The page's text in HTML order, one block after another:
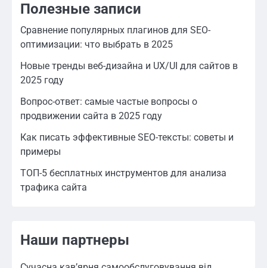
Полезные записи
Сравнение популярных плагинов для SEO-
оптимизации: что выбрать в 2025
Новые тренды веб-дизайна и UX/UI для сайтов в
2025 году
Вопрос-ответ: самые частые вопросы о
продвижении сайта в 2025 году
Как писать эффективные SEO-тексты: советы и
примеры
ТОП-5 бесплатных инструментов для анализа
трафика сайта
Наши партнеры